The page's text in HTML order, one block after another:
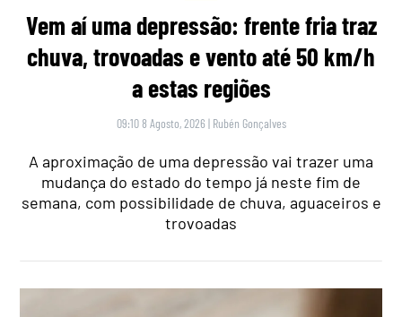
Vem aí uma depressão: frente fria traz
chuva, trovoadas e vento até 50 km/h
a estas regiões
09:10 8 Agosto, 2026 | Rubén Gonçalves
A aproximação de uma depressão vai trazer uma
mudança do estado do tempo já neste fim de
semana, com possibilidade de chuva, aguaceiros e
trovoadas